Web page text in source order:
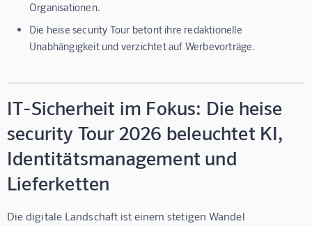
Organisationen.
Die heise security Tour betont ihre redaktionelle
Unabhängigkeit und verzichtet auf Werbevorträge.
IT-Sicherheit im Fokus: Die heise
security Tour 2026 beleuchtet KI,
Identitätsmanagement und
Lieferketten
Die digitale Landschaft ist einem stetigen Wandel